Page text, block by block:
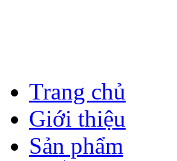
Trang chủ
Giới thiệu
Sản phẩm